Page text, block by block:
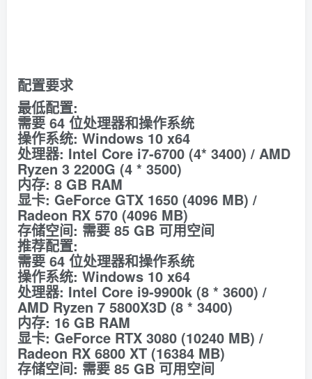
配置要求
最低配置:
需要 64 位处理器和操作系统
操作系统: Windows 10 x64
处理器: Intel Core i7-6700 (4* 3400) / AMD
Ryzen 3 2200G (4 * 3500)
内存: 8 GB RAM
显卡: GeForce GTX 1650 (4096 MB) /
Radeon RX 570 (4096 MB)
存储空间: 需要 85 GB 可用空间
推荐配置:
需要 64 位处理器和操作系统
操作系统: Windows 10 x64
处理器: Intel Core i9-9900k (8 * 3600) /
AMD Ryzen 7 5800X3D (8 * 3400)
内存: 16 GB RAM
显卡: GeForce RTX 3080 (10240 MB) /
Radeon RX 6800 XT (16384 MB)
存储空间: 需要 85 GB 可用空间